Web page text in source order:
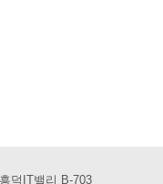
덕IT밸리 B-703